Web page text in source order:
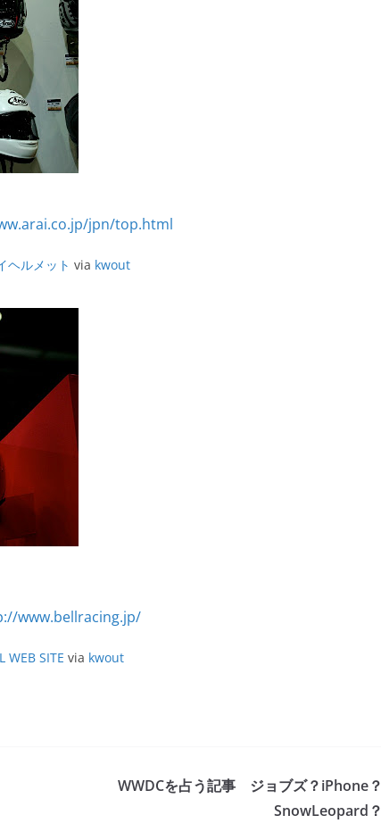
ヘルメット via kwout
WEB SITE via kwout
WWDCを占う記事 ジョブズ？iPhone？
SnowLeopard？